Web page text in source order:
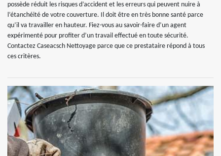
possède réduit les risques d’accident et les erreurs qui peuvent nuire à
l’étanchéité de votre couverture. Il doit être en très bonne santé parce
qu’il va travailler en hauteur. Fiez-vous au savoir-faire d’un agent
expérimenté pour profiter d’un travail effectué en toute sécurité.
Contactez Caseacsch Nettoyage parce que ce prestataire répond à tous
ces critères.